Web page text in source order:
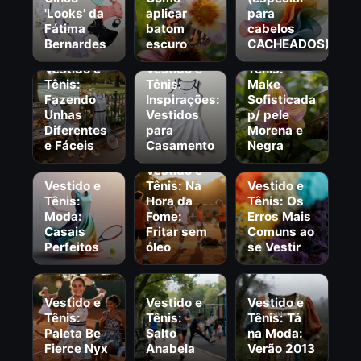
'Looks' da
Fátima
Bernardes
aplicar
batom
escuro
para
cabelos
CACHEADOS)
Vestido e
Tênis:
Fazendo
Unhas
Diferentes
e Fáceis
Vestido e
Tênis:
Inspirações:
Vestidos
para
Casamento
Vestido e
Tênis:
Make
Sofisticada
p/ pele
Morena e
Negra
Vestido e
Tênis:
Moda:
Casais
Perfeitos
Vestido e
Tênis: Na
Hora da
Fome:
Fritar sem
óleo
Vestido e
Tênis: Os
Erros Mais
Comuns ao
se Vestir
Vestido e
Tênis:
Paleta Be
Fierce Nyx
Vestido e
Tênis:
Salto
Anabela
Vestido e
Tênis: Tá
na Moda:
Verão 2013
Vestido e
Tênis:
Papo de
Vestido e